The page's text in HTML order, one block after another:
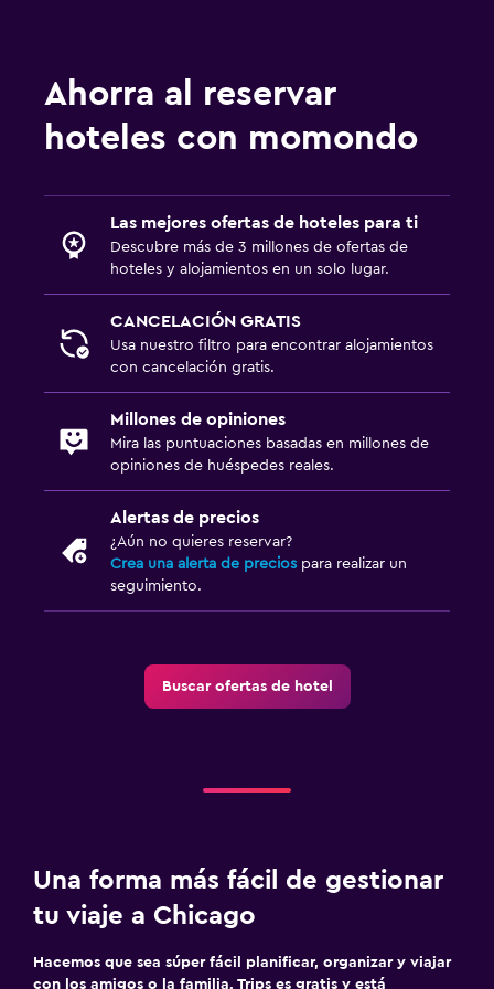
Escritorio
Cuidado de niños o guardería
Ahorra al reservar
hoteles con momondo
Las mejores ofertas de hoteles para ti
Descubre más de 3 millones de ofertas de
hoteles y alojamientos en un solo lugar.
CANCELACIÓN GRATIS
Usa nuestro filtro para encontrar alojamientos
con cancelación gratis.
Millones de opiniones
Mira las puntuaciones basadas en millones de
opiniones de huéspedes reales.
Alertas de precios
¿Aún no quieres reservar?
Crea una alerta de precios para realizar un
seguimiento.
Buscar ofertas de hotel
Una forma más fácil de gestionar
tu viaje a Chicago
Hacemos que sea súper fácil planificar, organizar y viajar
con los amigos o la familia. Trips es gratis y está